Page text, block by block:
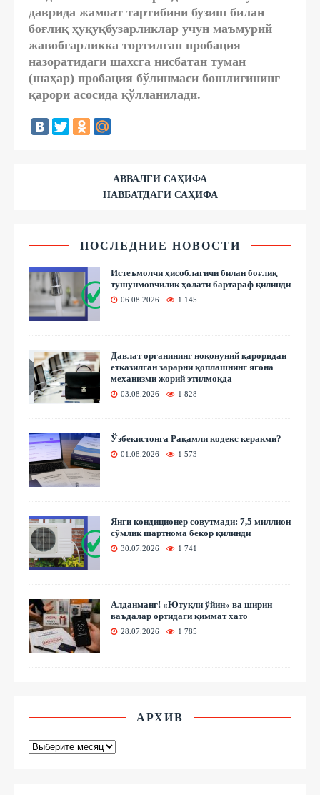
даврида жамоат тартибини бузиш билан
боғлиқ ҳуқуқбузарликлар учун маъмурий
жавобгарликка тортилган пробация
назоратидаги шахсга нисбатан туман
(шаҳар) пробация бўлинмаси бошлиғининг
қарори асосида қўлланилади.
АВВАЛГИ САҲИФА
НАВБАТДАГИ САҲИФА
ПОСЛЕДНИЕ НОВОСТИ
Истеъмолчи ҳисоблагичи билан боғлиқ
тушунмовчилик ҳолати бартараф қилинди
06.08.2026 1 145
Давлат органининг ноқонуний қароридан
етказилган зарарни қоплашнинг ягона
механизми жорий этилмоқда
03.08.2026 1 828
Ўзбекистонга Рақамли кодекс керакми?
01.08.2026 1 573
Янги кондиционер совутмади: 7,5 миллион
сўмлик шартнома бекор қилинди
30.07.2026 1 741
Алданманг! «Ютуқли ўйин» ва ширин
ваъдалар ортидаги қиммат хато
28.07.2026 1 785
АРХИВ